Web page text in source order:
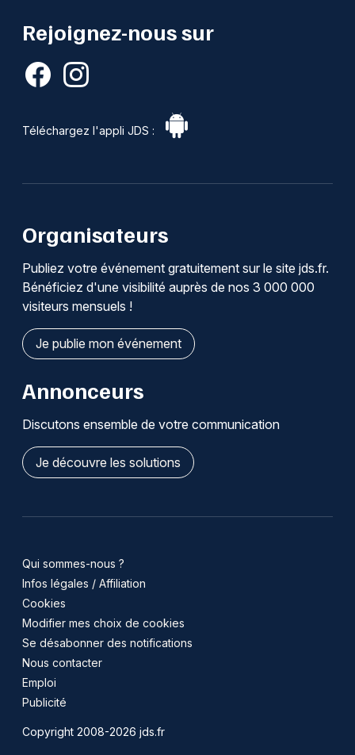
Rejoignez-nous sur
Téléchargez l'appli JDS :
Organisateurs
Publiez votre événement gratuitement sur le site jds.fr.
Bénéficiez d'une visibilité auprès de nos 3 000 000
visiteurs mensuels !
Je publie mon événement
Annonceurs
Discutons ensemble de votre communication
Je découvre les solutions
Qui sommes-nous ?
Infos légales / Affiliation
Cookies
Modifier mes choix de cookies
Se désabonner des notifications
Nous contacter
Emploi
Publicité
Copyright 2008-2026 jds.fr